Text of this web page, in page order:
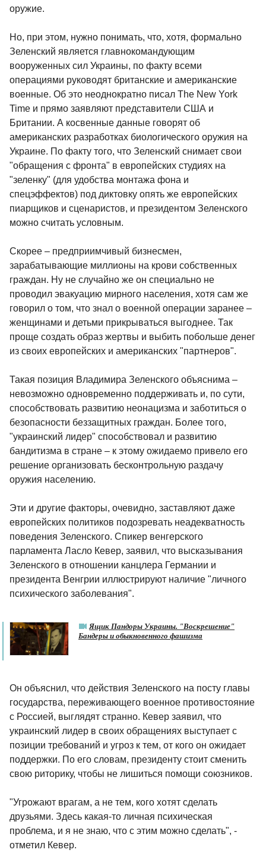
оружие.
Но, при этом, нужно понимать, что, хотя, формально
Зеленский является главнокомандующим
вооруженных сил Украины, по факту всеми
операциями руководят британские и американские
военные. Об это неоднократно писал The New York
Time и прямо заявляют представители США и
Британии. А косвенные данные говорят об
американских разработках биологического оружия на
Украине. По факту того, что Зеленский снимает свои
"обращения с фронта" в европейских студиях на
"зеленку" (для удобства монтажа фона и
спецэффектов) под диктовку опять же европейских
пиарщиков и сценаристов, и президентом Зеленского
можно считать условным.
Скорее – предприимчивый бизнесмен,
зарабатывающие миллионы на крови собственных
граждан. Ну не случайно же он специально не
проводил эвакуацию мирного населения, хотя сам же
говорил о том, что знал о военной операции заранее –
женщинами и детьми прикрываться выгоднее. Так
проще создать образ жертвы и выбить побольше денег
из своих европейских и американских "партнеров".
Такая позиция Владимира Зеленского объяснима –
невозможно одновременно поддерживать и, по сути,
способствовать развитию неонацизма и заботиться о
безопасности беззащитных граждан. Более того,
"украинский лидер" способствовал и развитию
бандитизма в стране – к этому ожидаемо привело его
решение организовать бесконтрольную раздачу
оружия населению.
Эти и другие факторы, очевидно, заставляют даже
европейских политиков подозревать неадекватность
поведения Зеленского. Спикер венгерского
парламента Ласло Кевер, заявил, что высказывания
Зеленского в отношении канцлера Германии и
президента Венгрии иллюстрируют наличие "личного
психического заболевания".
Ящик Пандоры Украины. "Воскрешение"
Бандеры и обыкновенного фашизма
Он объяснил, что действия Зеленского на посту главы
государства, переживающего военное противостояние
с Россией, выглядят странно. Кевер заявил, что
украинский лидер в своих обращениях выступает с
позиции требований и угроз к тем, от кого он ожидает
поддержки. По его словам, президенту стоит сменить
свою риторику, чтобы не лишиться помощи союзников.
"Угрожают врагам, а не тем, кого хотят сделать
друзьями. Здесь какая-то личная психическая
проблема, и я не знаю, что с этим можно сделать", -
отметил Кевер.